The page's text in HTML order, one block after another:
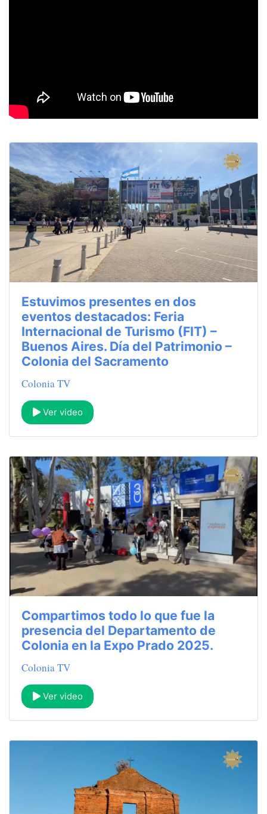
Estuvimos presentes en dos
eventos destacados: Feria
Internacional de Turismo (FIT) –
Buenos Aires. Día del Patrimonio –
Colonia del Sacramento
Colonia TV
Ver video
Compartimos todo lo que fue la
presencia del Departamento de
Colonia en la Expo Prado 2025.
Colonia TV
Ver video